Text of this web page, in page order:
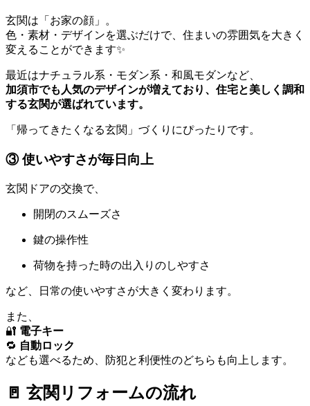
玄関は「お家の顔」。
色・素材・デザインを選ぶだけで、住まいの雰囲気を大きく
変えることができます✨
最近はナチュラル系・モダン系・和風モダンなど、
加須市でも人気のデザインが増えており、住宅と美しく調和
する玄関が選ばれています。
「帰ってきたくなる玄関」づくりにぴったりです。
③ 使いやすさが毎日向上
玄関ドアの交換で、
開閉のスムーズさ
鍵の操作性
荷物を持った時の出入りのしやすさ
など、日常の使いやすさが大きく変わります。
また、
🔐 電子キー
🔁 自動ロック
なども選べるため、防犯と利便性のどちらも向上します。
🚪 玄関リフォームの流れ